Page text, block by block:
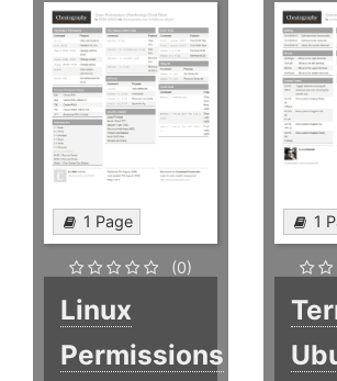
1 Page
(0)
Linux
Permissions
1